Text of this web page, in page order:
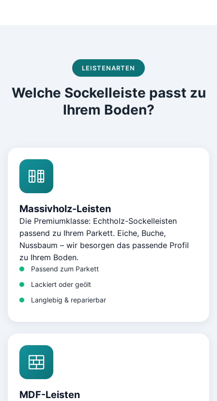
LEISTENARTEN
Welche Sockelleiste passt zu
Ihrem Boden?
Massivholz-Leisten
Die Premiumklasse: Echtholz-Sockelleisten
passend zu Ihrem Parkett. Eiche, Buche,
Nussbaum – wir besorgen das passende Profil
zu Ihrem Boden.
Passend zum Parkett
Lackiert oder geölt
Langlebig & reparierbar
MDF-Leisten